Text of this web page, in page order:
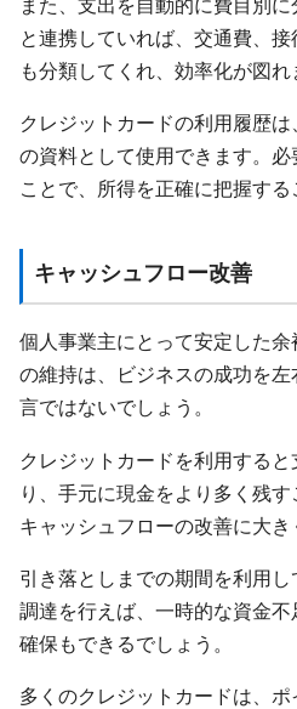
また、支出を自動的に費目別
と連携していれば、交通費、
も分類してくれ、効率化が図れ
クレジットカードの利用履歴
の資料として使用できます。
ことで、所得を正確に把握する
キャッシュフロー改善
個人事業主にとって安定した
の維持は、ビジネスの成功を
言ではないでしょう。
クレジットカードを利用する
り、手元に現金をより多く残す
キャッシュフローの改善に大き
引き落としまでの期間を利用
調達を行えば、一時的な資金
確保もできるでしょう。
多くのクレジットカードは、